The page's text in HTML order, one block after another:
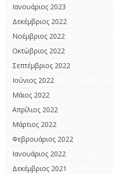
Ιανουάριος 2023
Δεκέμβριος 2022
Νοέμβριος 2022
Οκτώβριος 2022
Σεπτέμβριος 2022
Ιούνιος 2022
Μάιος 2022
Απρίλιος 2022
Μάρτιος 2022
Φεβρουάριος 2022
Ιανουάριος 2022
Δεκέμβριος 2021